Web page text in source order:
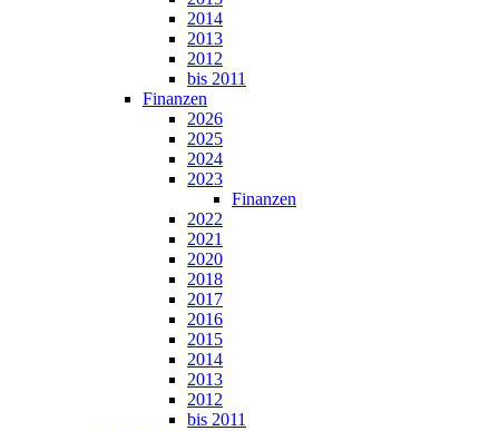
2014
2013
2012
bis 2011
Finanzen
2026
2025
2024
2023
Finanzen
2022
2021
2020
2018
2017
2016
2015
2014
2013
2012
bis 2011